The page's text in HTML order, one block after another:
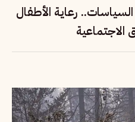
رعاية الأطفال
الاجتماعية